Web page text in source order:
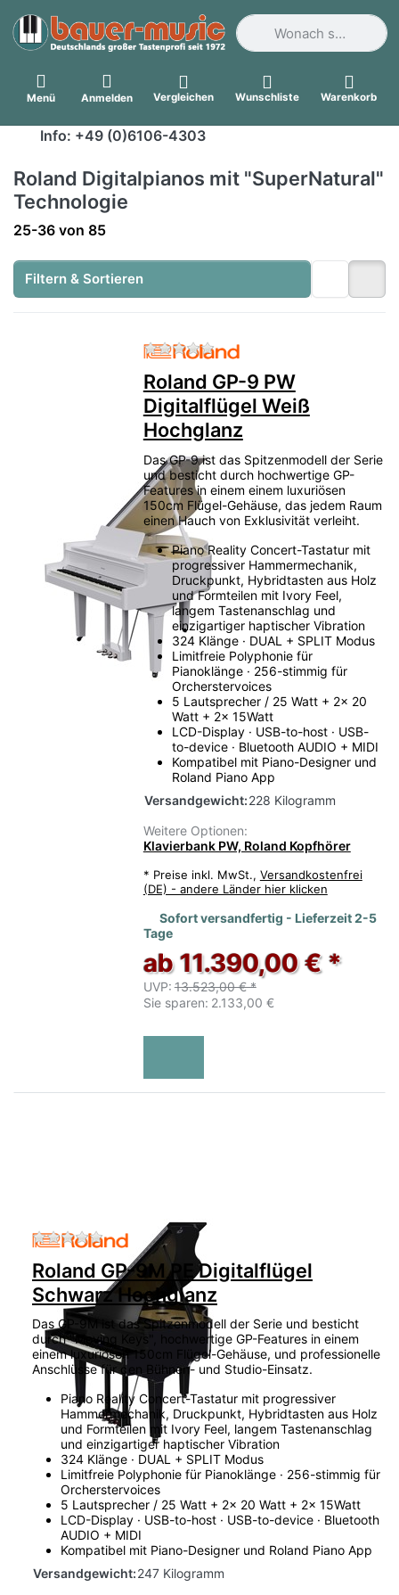
Geben Sie einen
Menü Anmelden Vergleichen Wunschliste Warenkorb
Info: +49 (0)6106-4303
Roland Digitalpianos mit "SuperNatural"
Technologie
Suchergebnisse:
25-36 von 85
Filtern & Sortieren
Zu diesem Produkt liegen
Roland GP-9 PW
Digitalflügel Weiß
Hochglanz
Das GP-9 ist das Spitzenmodell der Serie
und besticht durch hochwertige GP-
Features in einem einem luxuriösen
150cm Flügel-Gehäuse, das jedem Raum
einen Hauch von Exklusivität verleiht.
Piano Reality Concert-Tastatur mit
progressiver Hammermechanik,
Druckpunkt, Hybridtasten aus Holz
und Formteilen mit Ivory Feel,
langem Tastenanschlag und
einzigartiger haptischer Vibration
324 Klänge · DUAL + SPLIT Modus
Limitfreie Polyphonie für
Pianoklänge · 256-stimmig für
Orcherstervoices
5 Lautsprecher / 25 Watt + 2x 20
Watt + 2x 15Watt
LCD-Display · USB-to-host · USB-
to-device · Bluetooth AUDIO + MIDI
Kompatibel mit Piano-Designer und
Roland Piano App
Versandgewicht:228 Kilogramm
Weitere Optionen:
Klavierbank PW, Roland Kopfhörer
* Preise inkl. MwSt., Versandkostenfrei
(DE) - andere Länder hier klicken
Sofort versandfertig - Lieferzeit 2-5
Tage
ab 11.390,00 € *
UVP: 13.523,00 € *
Sie sparen: 2.133,00 €
Zu diesem Produkt liegen noch keine
Roland GP-9M PE Digitalflügel
Schwarz Hochglanz
Das GP-9M ist das Spitzenmodell der Serie und besticht
durch "Moving Keys", hochwertige GP-Features in einem
einem luxuriösen 150cm Flügel-Gehäuse, und professionelle
Anschlüsse für den Bühnen- und Studio-Einsatz.
Piano Reality Concert-Tastatur mit progressiver
Hammermechanik, Druckpunkt, Hybridtasten aus Holz
und Formteilen mit Ivory Feel, langem Tastenanschlag
und einzigartiger haptischer Vibration
324 Klänge · DUAL + SPLIT Modus
Limitfreie Polyphonie für Pianoklänge · 256-stimmig für
Orcherstervoices
5 Lautsprecher / 25 Watt + 2x 20 Watt + 2x 15Watt
LCD-Display · USB-to-host · USB-to-device · Bluetooth
AUDIO + MIDI
Kompatibel mit Piano-Designer und Roland Piano App
Versandgewicht:247 Kilogramm